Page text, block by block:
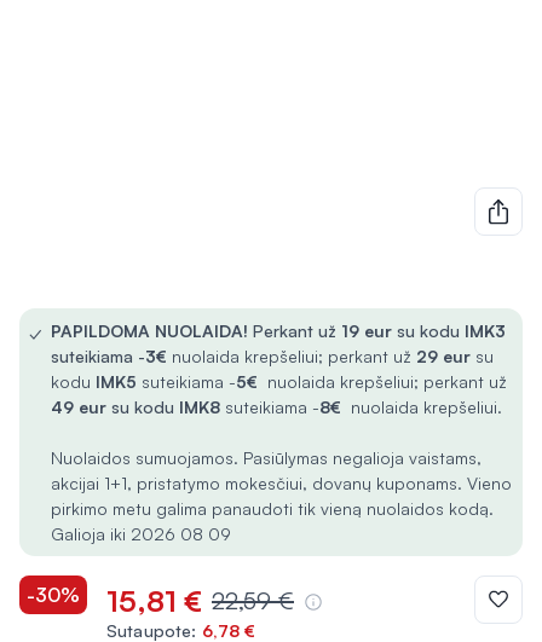
✓ PAPILDOMA NUOLAIDA! Perkant už 19 eur su kodu IMK3
suteikiama -3€ nuolaida krepšeliui; perkant už 29 eur su
kodu IMK5 suteikiama -5€ nuolaida krepšeliui; perkant už
49 eur su kodu IMK8 suteikiama -8€ nuolaida krepšeliui.
Nuolaidos sumuojamos. Pasiūlymas negalioja vaistams,
akcijai 1+1, pristatymo mokesčiui, dovanų kuponams. Vieno
pirkimo metu galima panaudoti tik vieną nuolaidos kodą.
Galioja iki 2026 08 09
-30% 15,81 € 22,59 €
Sutaupote: 6,78 €